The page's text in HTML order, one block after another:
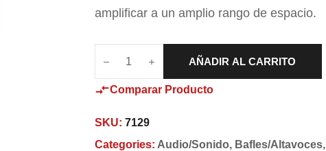
amplificar a un amplio rango de espacio.
AÑADIR AL CARRITO
Comparar Producto
SKU: 7129
Categories: Audio/Sonido, Bafles/Altavoces,